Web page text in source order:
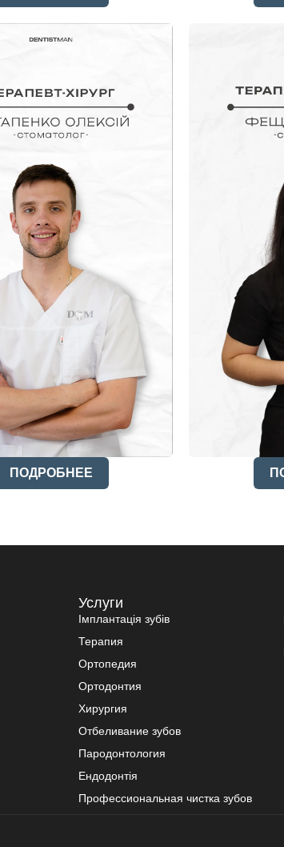
ПОДРОБНЕЕ
Услуги
Імплантація зубів
Терапия
Ортопедия
Ортодонтия
Хирургия
Отбеливание зубов
Пародонтология
Ендодонтія
Профессиональная чистка зубов